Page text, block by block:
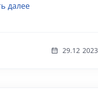
далее
29.12 2023